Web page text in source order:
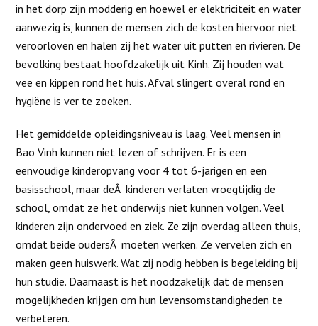
in het dorp zijn modderig en hoewel er elektriciteit en water
aanwezig is, kunnen de mensen zich de kosten hiervoor niet
veroorloven en halen zij het water uit putten en rivieren. De
bevolking bestaat hoofdzakelijk uit Kinh. Zij houden wat
vee en kippen rond het huis. Afval slingert overal rond en
hygiëne is ver te zoeken.
Het gemiddelde opleidingsniveau is laag. Veel mensen in
Bao Vinh kunnen niet lezen of schrijven. Er is een
eenvoudige kinderopvang voor 4 tot 6-jarigen en een
basisschool, maar deÂ kinderen verlaten vroegtijdig de
school, omdat ze het onderwijs niet kunnen volgen. Veel
kinderen zijn ondervoed en ziek. Ze zijn overdag alleen thuis,
omdat beide oudersÂ moeten werken. Ze vervelen zich en
maken geen huiswerk. Wat zij nodig hebben is begeleiding bij
hun studie. Daarnaast is het noodzakelijk dat de mensen
mogelijkheden krijgen om hun levensomstandigheden te
verbeteren.